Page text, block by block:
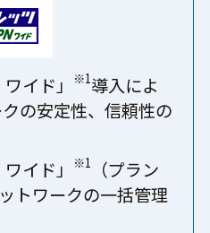
イド」 ※1導入によ
の安定性、信頼性の
イド」
※1
（プラン
トワークの一括管理